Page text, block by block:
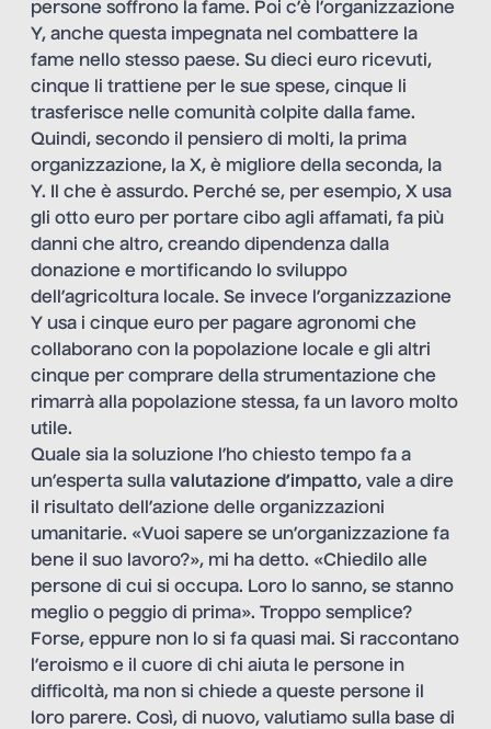
persone soffrono la fame. Poi c’è l’organizzazione
Y, anche questa impegnata nel combattere la
fame nello stesso paese. Su dieci euro ricevuti,
cinque li trattiene per le sue spese, cinque li
trasferisce nelle comunità colpite dalla fame.
Quindi, secondo il pensiero di molti, la prima
organizzazione, la X, è migliore della seconda, la
Y. Il che è assurdo. Perché se, per esempio, X usa
gli otto euro per portare cibo agli affamati, fa più
danni che altro, creando dipendenza dalla
donazione e mortificando lo sviluppo
dell’agricoltura locale. Se invece l’organizzazione
Y usa i cinque euro per pagare agronomi che
collaborano con la popolazione locale e gli altri
cinque per comprare della strumentazione che
rimarrà alla popolazione stessa, fa un lavoro molto
utile.
Quale sia la soluzione l’ho chiesto tempo fa a
un’esperta sulla valutazione d’impatto, vale a dire
il risultato dell’azione delle organizzazioni
umanitarie. «Vuoi sapere se un’organizzazione fa
bene il suo lavoro?», mi ha detto. «Chiedilo alle
persone di cui si occupa. Loro lo sanno, se stanno
meglio o peggio di prima». Troppo semplice?
Forse, eppure non lo si fa quasi mai. Si raccontano
l’eroismo e il cuore di chi aiuta le persone in
difficoltà, ma non si chiede a queste persone il
loro parere. Così, di nuovo, valutiamo sulla base di